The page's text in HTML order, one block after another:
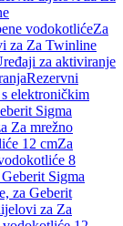
vodokotlićeZa
za Za Twinline
za aktiviranje
Rezervni
elektroničkim
Sigma
Za mrežno
12 cmZa
8
Sigma
za Geberit
za Za